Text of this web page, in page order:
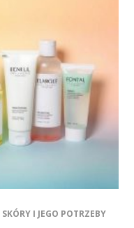
I JEGO POTRZEBY